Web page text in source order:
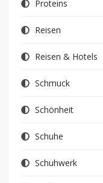
Proteins
Reisen
Reisen & Hotels
Schmuck
Schönheit
Schuhe
Schuhwerk